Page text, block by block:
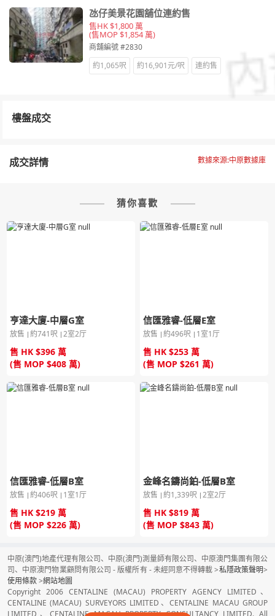
氹仔美景花園舖位連約售
售HK $1,800 萬
(售MOP $1,854 萬)
商舖編號 #2830
約1,065呎
約16,901元/呎 連約售
樓盤成交
成交詳情 數據來源:中原數據庫
猜你喜歡
亨達大廈-中層G室
放售 約741呎 2室2厅
售 HK $396 萬
(售 MOP $408 萬)
信匯雅睿-低層E室
放售 約496呎 1室1厅
售 HK $253 萬
(售 MOP $261 萬)
信匯雅睿-低層B室
放售 約406呎 1室1厅
售 HK $219 萬
(售 MOP $226 萬)
金峰名鑄尚鉑-低層B室
放售 約1,339呎 2室2厅
售 HK $819 萬
(售 MOP $843 萬)
中原(澳門)地產代理有限公司、中原(澳門)測量師有限公司、中原澳門集團有限公
司、中原澳門物業顧問有限公司 - 版權所有 - 未經同意不得轉載 >私隱政策聲明>
使用條款>網站地圖
Copyright 2006 CENTALINE (MACAU) PROPERTY AGENCY LIMITED、
CENTALINE (MACAU) SURVEYORS LIMITED、CENTALINE MACAU GROUP